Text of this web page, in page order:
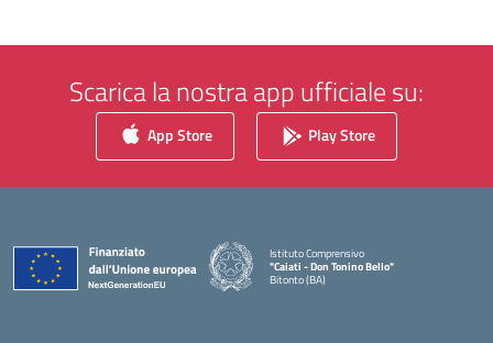
Scarica la nostra app ufficiale su:
App Store Play Store
Istituto Comprensivo
"Caiati - Don Tonino Bello"
Bitonto (BA)